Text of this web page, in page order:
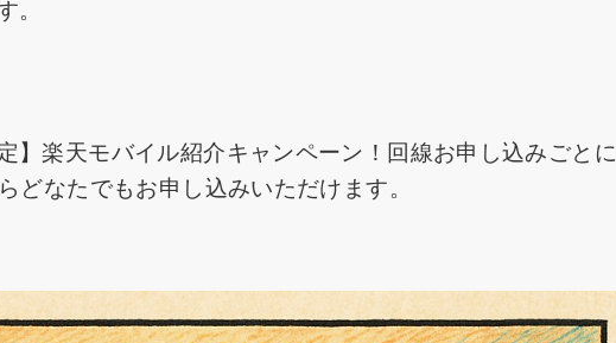
。
】楽天モバイル紹介キャンペーン！回線お申し込みごとに
どなたでもお申し込みいただけます。